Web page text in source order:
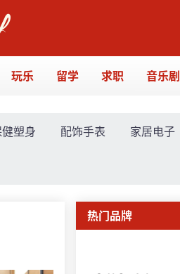
玩乐 留学 求职 音乐剧
塑身 配饰手表 家居电子
热门品牌